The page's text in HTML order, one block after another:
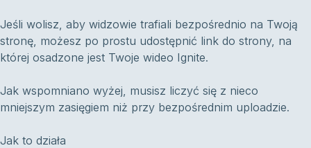
Jeśli wolisz, aby widzowie trafiali bezpośrednio na Twoją
stronę, możesz po prostu udostępnić link do strony, na
której osadzone jest Twoje wideo Ignite.
Jak wspomniano wyżej, musisz liczyć się z nieco
mniejszym zasięgiem niż przy bezpośrednim uploadzie.
Jak to działa